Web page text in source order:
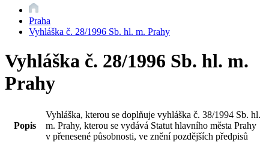
Praha
Vyhláška č. 28/1996 Sb. hl. m. Prahy
Vyhláška č. 28/1996 Sb. hl. m.
Prahy
Popis
Vyhláška, kterou se doplňuje vyhláška č. 38/1994 Sb. hl.
m. Prahy, kterou se vydává Statut hlavního města Prahy
v přenesené působnosti, ve znění pozdějších předpisů